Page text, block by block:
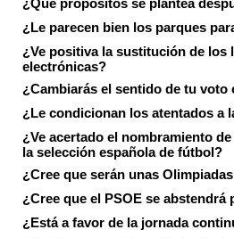
¿Qué propósitos se plantea
¿Le parecen bien los parques
¿Ve positiva la sustitución de
electrónicas?
¿Cambiarás el sentido de tu
¿Le condicionan los atentados a
¿Ve acertado el nombramiento
la selección española de fútbol?
¿Cree que serán unas
¿Cree que el PSOE se
¿Está a favor de la jornada